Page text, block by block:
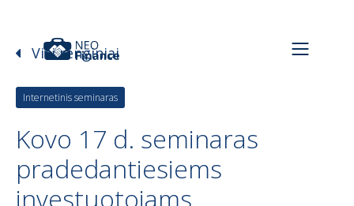
Visi renginiai
Internetinis seminaras
Kovo 17 d. seminaras
pradedantiesiems
investuotojams